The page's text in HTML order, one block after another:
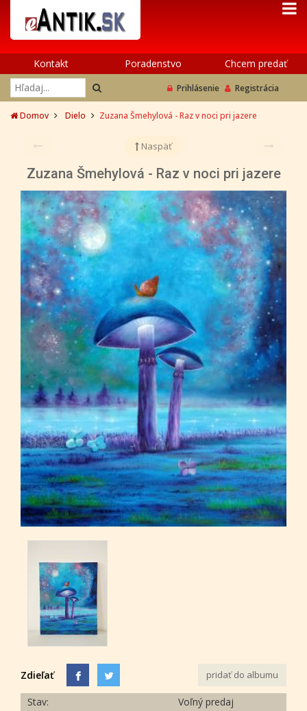
Kontakt Poradenstvo Chcem predať
Prihlásenie Registrácia
Domov Dielo Zuzana Šmehylová - Raz v noci pri jazere
Naspäť
Zuzana Šmehylová - Raz v noci pri jazere
Zdieľať pridať do albumu
Stav:
Voľný predaj